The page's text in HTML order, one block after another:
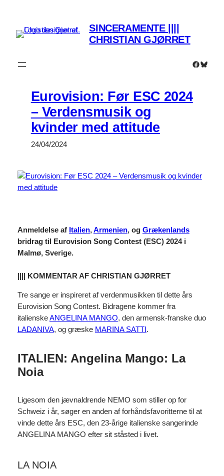
indhold
SINCERAMENTE ||||
CHRISTIAN GJØRRET
Eurovision: Før ESC 2024
– Verdensmusik og
kvinder med attitude
24/04/2024
Anmeldelse af Italien,Armenien, og Grækenlands
bridrag til Eurovision Song Contest (ESC) 2024 i
Malmø, Sverige.
|||| KOMMENTAR AF CHRISTIAN GJØRRET
Tre sange er inspireret af verdenmusikken til dette års
Eurovision Song Contest. Bidragene kommer fra
italienskeANGELINA MANGO, den armensk-franske duo
LADANIVA, og græske MARINA SATTI .
ITALIEN: Angelina Mango: La
Noia
Ligesom den jævnaldrende NEMO som stiller op for
Schweiz i år, søger en anden af forhåndsfavoritterne til at
vinde dette års ESC, den 23-årige italienske sangerinde
ANGELINA MANGO efter sit ståsted i livet.
LA NOIA